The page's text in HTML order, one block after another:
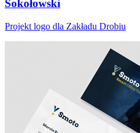
Sokołowski
Projekt logo dla Zakładu Drobiu